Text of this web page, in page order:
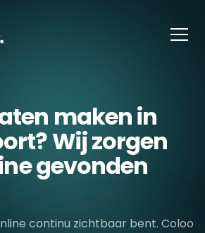
maken in
Wij zorgen
gevonden
continu zichtbaar bent. Coloo